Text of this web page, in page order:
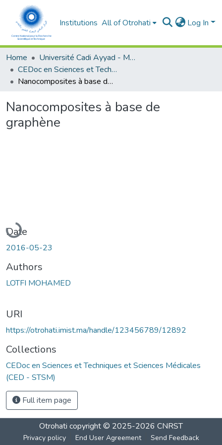
Institutions All of Otrohati Log In
Home
Université Cadi Ayyad - Marrakech
CEDoc en Sciences et Techniques et Sciences Médicales (CED - STSM)
Nanocomposites à base de graphène
Nanocomposites à base de
graphène
Loading...
Date
2016-05-23
Authors
LOTFI MOHAMED
URI
https://otrohati.imist.ma/handle/123456789/12892
Collections
CEDoc en Sciences et Techniques et Sciences Médicales
(CED - STSM)
Full item page
Otrohati copyright © 2025-2026 CNRST
Privacy policy End User Agreement Send Feedback